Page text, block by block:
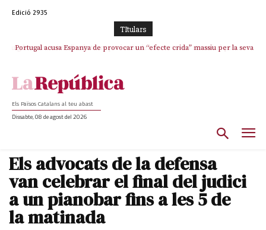
Edició 2935
TItulars
Portugal acusa Espanya de provocar un “efecte crida” massiu per la seva
Els Països Catalans al teu abast
Dissabte, 08 de agost del 2026
Els advocats de la defensa
van celebrar el final del judici
a un pianobar fins a les 5 de
la matinada